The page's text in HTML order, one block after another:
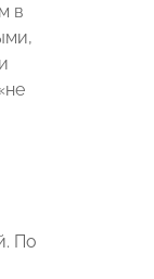
в
По